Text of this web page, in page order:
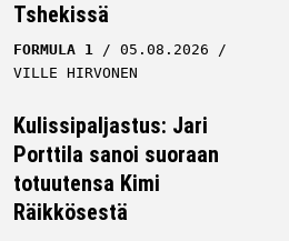
Tshekissä
FORMULA 1
05.08.2026
VILLE HIRVONEN
Kulissipaljastus: Jari
Porttila sanoi suoraan
totuutensa Kimi
Räikkösestä